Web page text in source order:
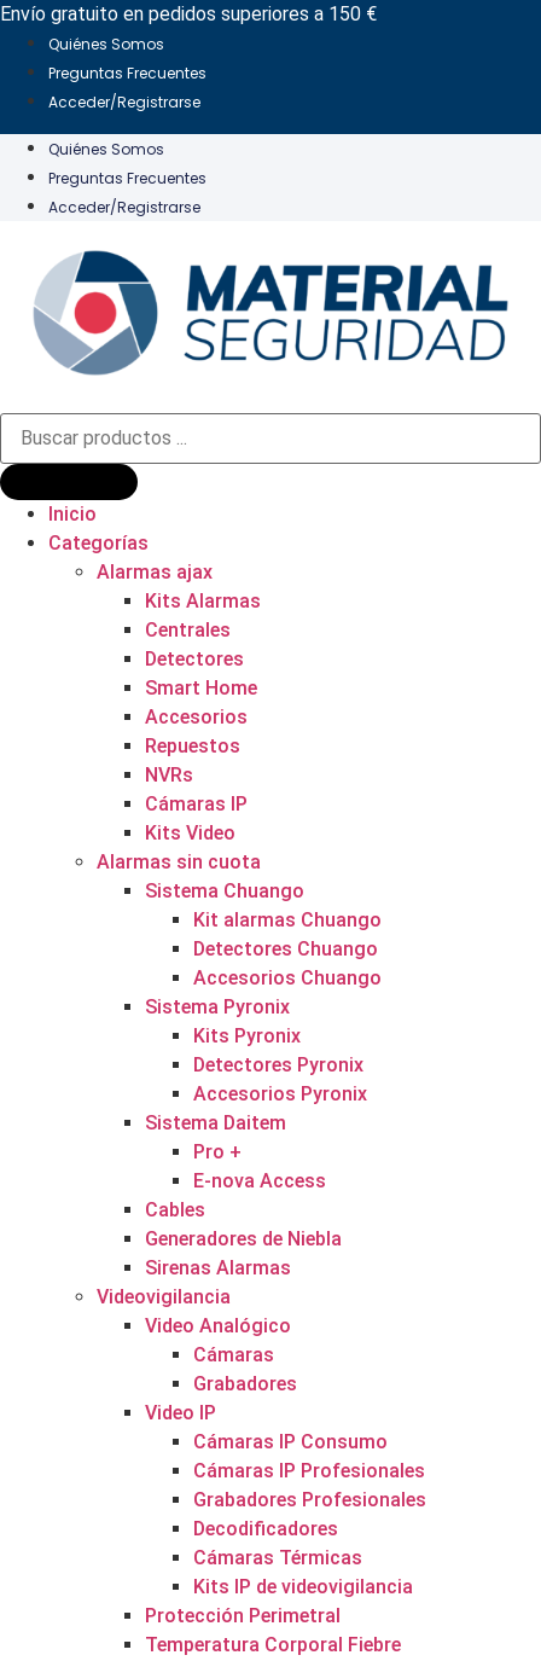
Ir
contenido
Envío gratuito en pedidos superiores a 150 €
Quiénes Somos
Preguntas Frecuentes
Acceder/Registrarse
Quiénes Somos
Preguntas Frecuentes
Acceder/Registrarse
Búsqueda
productos
Inicio
Categorías
Alarmas ajax
Kits Alarmas
Centrales
Detectores
Smart Home
Accesorios
Repuestos
NVRs
Cámaras IP
Kits Video
Alarmas sin cuota
Sistema Chuango
Kit alarmas Chuango
Detectores Chuango
Accesorios Chuango
Sistema Pyronix
Kits Pyronix
Detectores Pyronix
Accesorios Pyronix
Sistema Daitem
Pro +
E-nova Access
Cables
Generadores de Niebla
Sirenas Alarmas
Videovigilancia
Video Analógico
Cámaras
Grabadores
Video IP
Cámaras IP Consumo
Cámaras IP Profesionales
Grabadores Profesionales
Decodificadores
Cámaras Térmicas
Kits IP de videovigilancia
Protección Perimetral
Temperatura Corporal Fiebre